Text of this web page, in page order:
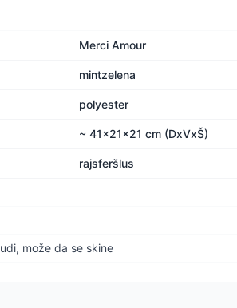
Merci Amour
mintzelena
polyester
~ 41x21x21 cm (DxVxŠ)
rajsferšlus
može da se skine